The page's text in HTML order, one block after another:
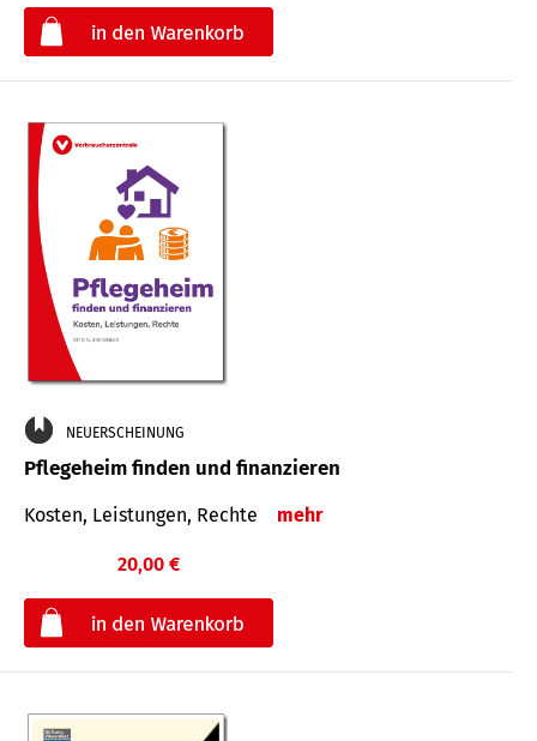
NEUERSCHEINUNG
Pflegeheim finden und finanzieren
Kosten, Leistungen, Rechte mehr
20,00 €